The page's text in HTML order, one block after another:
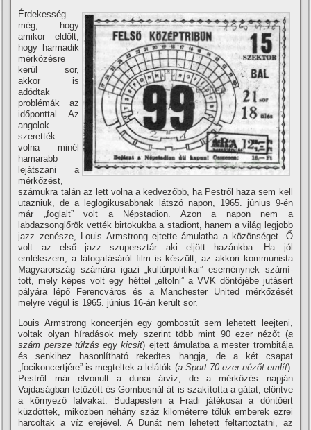
Érdekesség
még, hogy
amikor eldőlt,
hogy harmadik
mérkőzésre
kerül sor,
akkor is
adódtak
problémák az
időponttal. Az
angolok
szerették
volna minél
hamarabb
lejátszani a
mérkőzést,
számukra talán az lett volna a kedvezőbb, ha Pestről haza sem kell
utazniuk, de a leglogikusabbnak látszó napon, 1965. június 9-én
már „foglalt” volt a Népstadion. Azon a napon nem a
labdazsonglőrök vették birtokukba a stadiont, hanem a világ legjobb
jazz zenésze, Louis Armstrong ejtette ámulatba a közönséget. Ő
volt az első jazz szupersztár aki eljött hazánkba. Ha jól
emlékszem, a látogatásáról film is készült, az akkori kommunista
Magyarország számára igazi „kultúrpolitikai” eseménynek számí­
tott, mely képes volt egy héttel „eltolni” a VVK döntőjébe jutásért
pályára lépő Ferencváros és a Manchester United mérkőzését
melyre végül is 1965. június 16-án került sor.
Louis Armstrong koncertjén egy gombostűt sem lehetett leejteni,
voltak olyan hí­radások mely szerint több mint 90 ezer nézőt (a
szám persze túlzás egy kicsit) ejtett ámulatba a mester trombitája
és senkihez hasonlí­tható rekedtes hangja, de a két csapat
„focikoncertjére” is megteltek a lelátók (a Sport 70 ezer nézőt emlí­t).
Pestről már elvonult a dunai árví­z, de a mérkőzés napján
Vajdaságban tetőzött és Gombosnál át is szakí­totta a gátat, elöntve
a környező falvakat. Budapesten a Fradi játékosai a döntőért
küzdöttek, miközben néhány száz kilométerre tőlük emberek ezrei
harcoltak a ví­z erejével. A Dunát nem lehetett feltartoztatni, az